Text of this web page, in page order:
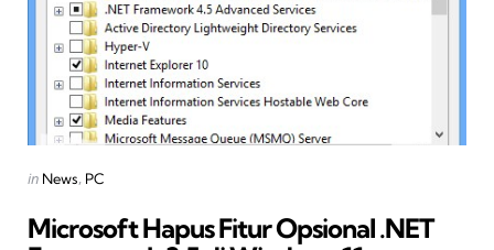
Categories
Posted
in News PC
Microsoft Hapus Fitur Opsional .NET